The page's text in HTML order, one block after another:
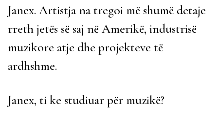
Janex. Artistja na tregoi më shumë detaje
rreth jetës së saj në Amerikë, industrisë
muzikore atje dhe projekteve të
ardhshme.
Janex, ti ke studiuar për muzikë?